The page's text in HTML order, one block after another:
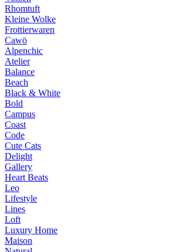
Rhomtuft
Kleine Wolke
Frottierwaren
Cawö
Alpenchic
Atelier
Balance
Beach
Black & White
Bold
Campus
Coast
Code
Cute Cats
Delight
Gallery
Heart Beats
Leo
Lifestyle
Lines
Loft
Luxury Home
Maison